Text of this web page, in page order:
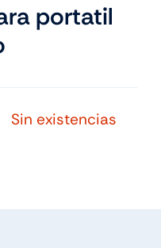
portatil
Sin existencias